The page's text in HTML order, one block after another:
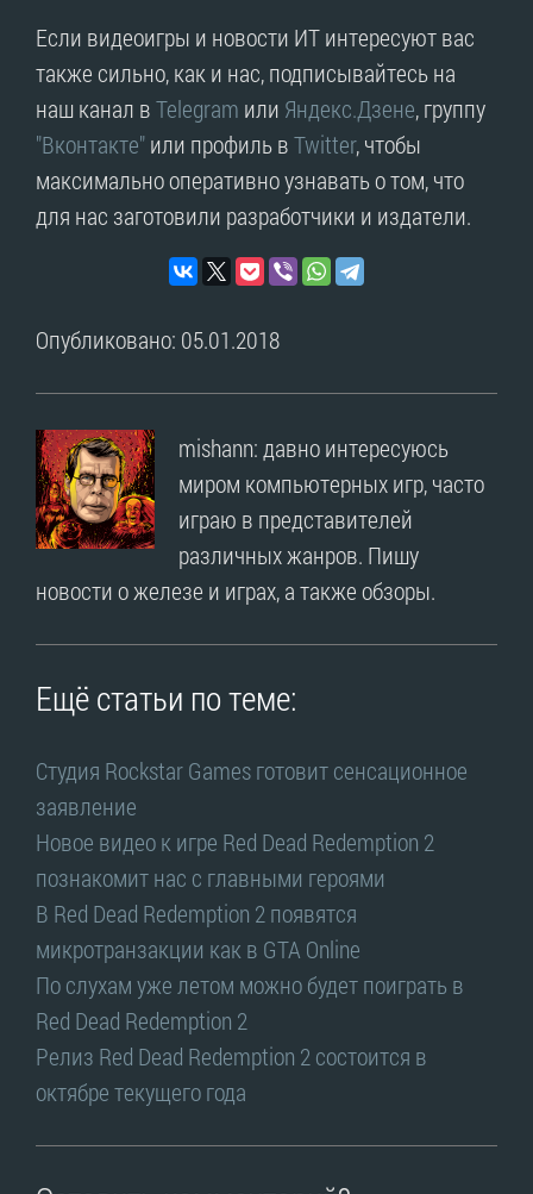
Если видеоигры и новости ИТ интересуют вас
также сильно, как и нас, подписывайтесь на
наш канал вTelegram или Яндекс.Дзене, группу
"Вконтакте"или профиль вTwitter, чтобы
максимально оперативно узнавать о том, что
для нас заготовили разработчики и издатели.
Опубликовано: 05.01.2018
mishann: давно интересуюсь
миром компьютерных игр, часто
играю в представителей
различных жанров. Пишу
новости о железе и играх, а также обзоры.
Ещё статьи по теме:
Студия Rockstar Games готовит сенсационное
заявление
Новое видео к игре Red Dead Redemption 2
познакомит нас с главными героями
В Red Dead Redemption 2 появятся
микротранзакции как в GTA Online
По слухам уже летом можно будет поиграть в
Red Dead Redemption 2
Релиз Red Dead Redemption 2 состоится в
октябре текущего года